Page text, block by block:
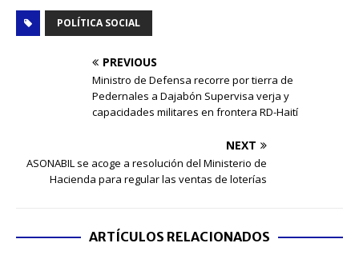
POLÍTICA SOCIAL
PREVIOUS
Ministro de Defensa recorre por tierra de
Pedernales a Dajabón Supervisa verja y
capacidades militares en frontera RD-Haití
NEXT
ASONABIL se acoge a resolución del Ministerio de
Hacienda para regular las ventas de loterías
ARTÍCULOS RELACIONADOS